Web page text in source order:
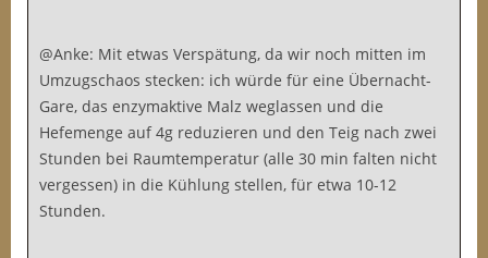
@Anke: Mit etwas Verspätung, da wir noch mitten im
Umzugschaos stecken: ich würde für eine Übernacht-
Gare, das enzymaktive Malz weglassen und die
Hefemenge auf 4g reduzieren und den Teig nach zwei
Stunden bei Raumtemperatur (alle 30 min falten nicht
vergessen) in die Kühlung stellen, für etwa 10-12
Stunden.